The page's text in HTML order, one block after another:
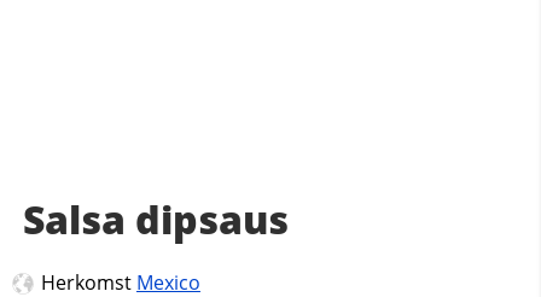
Salsa dipsaus
Herkomst Mexico